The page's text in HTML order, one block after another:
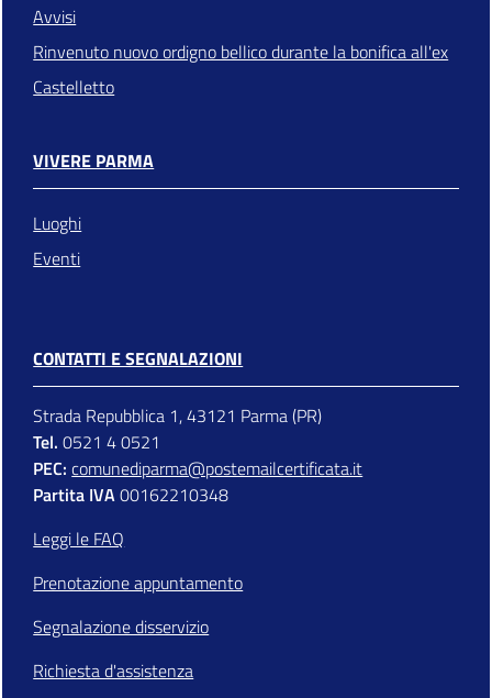
Avvisi
Rinvenuto nuovo ordigno bellico durante la bonifica all'ex
Castelletto
VIVERE PARMA
Luoghi
Eventi
CONTATTI E SEGNALAZIONI
Strada Repubblica 1, 43121 Parma (PR)
Tel. 0521 4 0521
PEC: comunediparma@postemailcertificata.it
Partita IVA00162210348
Leggi le FAQ
Prenotazione appuntamento
Segnalazione disservizio
Richiesta d'assistenza